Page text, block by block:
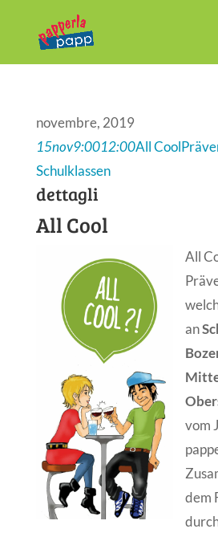
novembre, 2019
15nov9:0012:00All Cool
Schulklassen
dettagli
All Cool
All
an
vom
dem